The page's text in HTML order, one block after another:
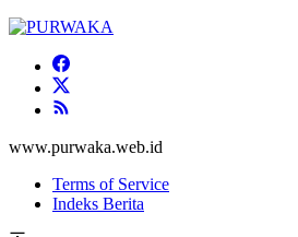
www.purwaka.web.id
Terms of Service
Indeks Berita